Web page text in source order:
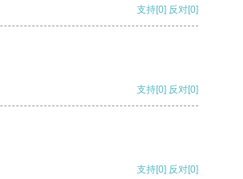
支持[0] 反对[0]
支持[0] 反对[0]
支持[0] 反对[0]